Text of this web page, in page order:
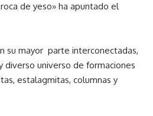
de yeso» ha apuntado el
su mayor parte interconectadas,
diverso universo de formaciones
estalagmitas, columnas y